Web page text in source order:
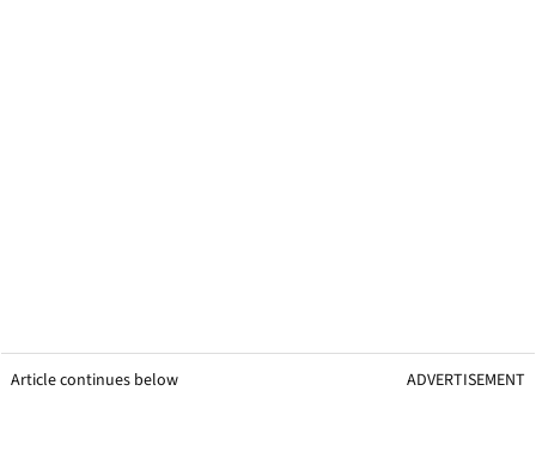
Article continues below ADVERTISEMENT